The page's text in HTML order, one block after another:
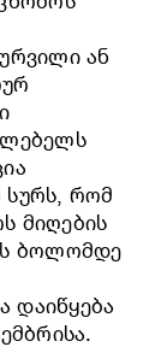
ან
სურს, რომ
მიღების
ბოლომდე
დაიწყება